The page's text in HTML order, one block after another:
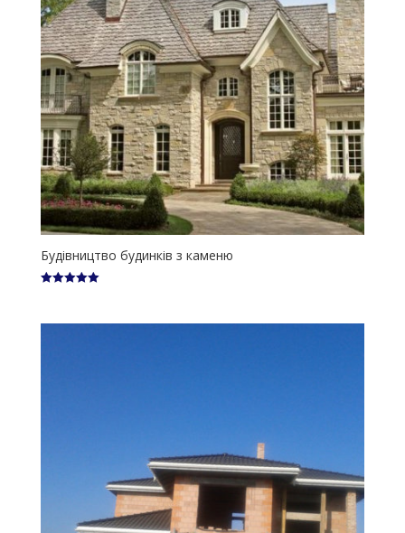
Будівництво будинків з каменю